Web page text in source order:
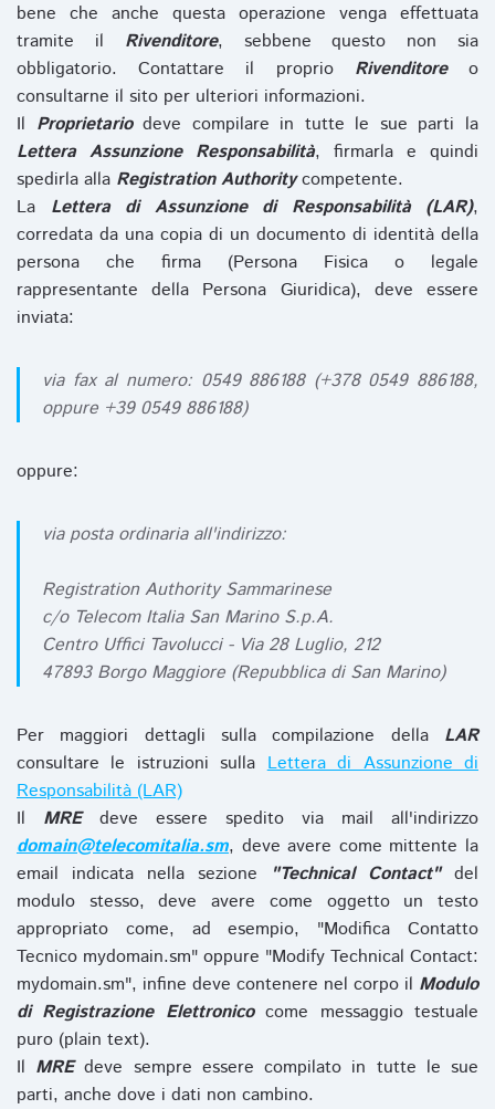
bene che anche questa operazione venga effettuata
tramite il Rivenditore, sebbene questo non sia
obbligatorio. Contattare il proprio Rivenditoreo
consultarne il sito per ulteriori informazioni.
Il Proprietariodeve compilare in tutte le sue parti la
Lettera Assunzione Responsabilità, firmarla e quindi
spedirla alla Registration Authoritycompetente.
La Lettera di Assunzione di Responsabilità (LAR),
corredata da una copia di un documento di identità della
persona che firma (Persona Fisica o legale
rappresentante della Persona Giuridica), deve essere
inviata:
via fax al numero: 0549 886188 (+378 0549 886188,
oppure +39 0549 886188)
oppure:
via posta ordinaria all'indirizzo:
Registration Authority Sammarinese
c/o Telecom Italia San Marino S.p.A.
Centro Uffici Tavolucci - Via 28 Luglio, 212
47893 Borgo Maggiore (Repubblica di San Marino)
Per maggiori dettagli sulla compilazione della LAR
consultare le istruzioni sullaLettera di Assunzione di
Responsabilità (LAR)
Il MREdeve essere spedito via mail all'indirizzo
domain@telecomitalia.sm, deve avere come mittente la
email indicata nella sezione
"Technical Contact"del
modulo stesso, deve avere come oggetto un testo
appropriato come, ad esempio, "Modifica Contatto
Tecnico mydomain.sm" oppure "Modify Technical Contact:
mydomain.sm", infine deve contenere nel corpo il Modulo
di Registrazione Elettronicocome messaggio testuale
puro (plain text).
Il MREdeve sempre essere compilato in tutte le sue
parti, anche dove i dati non cambino.